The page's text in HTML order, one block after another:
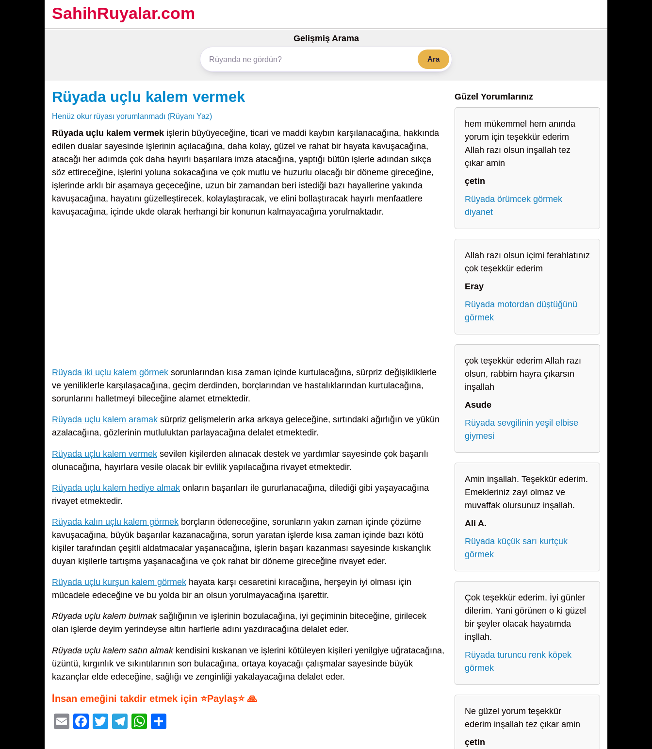
SahihRuyalar.com
Gelişmiş Arama
Ara
Rüyada uçlu kalem vermek
Henüz okur rüyası yorumlanmadı (Rüyanı Yaz)
Rüyada uçlu kalem vermek işlerin büyüyeceğine, ticari ve maddi kaybın karşılanacağına, hakkında
edilen dualar sayesinde işlerinin açılacağına, daha kolay, güzel ve rahat bir hayata kavuşacağına,
atacağı her adımda çok daha hayırlı başarılara imza atacağına, yaptığı bütün işlerle adından sıkça
söz ettireceğine, işlerini yoluna sokacağına ve çok mutlu ve huzurlu olacağı bir döneme gireceğine,
işlerinde arklı bir aşamaya geçeceğine, uzun bir zamandan beri istediği bazı hayallerine yakında
kavuşacağına, hayatını güzelleştirecek, kolaylaştıracak, ve elini bollaştıracak hayırlı menfaatlere
kavuşacağına, içinde ukde olarak herhangi bir konunun kalmayacağına yorulmaktadır.
Rüyada iki uçlu kalem görmek sorunlarından kısa zaman içinde kurtulacağına, sürpriz değişikliklerle
ve yeniliklerle karşılaşacağına, geçim derdinden, borçlarından ve hastalıklarından kurtulacağına,
sorunlarını halletmeyi bileceğine alamet etmektedir.
Rüyada uçlu kalem aramak sürpriz gelişmelerin arka arkaya geleceğine, sırtındaki ağırlığın ve yükün
azalacağına, gözlerinin mutluluktan parlayacağına delalet etmektedir.
Rüyada uçlu kalem vermek sevilen kişilerden alınacak destek ve yardımlar sayesinde çok başarılı
olunacağına, hayırlara vesile olacak bir evlilik yapılacağına rivayet etmektedir.
Rüyada uçlu kalem hediye almak onların başarıları ile gururlanacağına, dilediği gibi yaşayacağına
rivayet etmektedir.
Rüyada kalın uçlu kalem görmek borçların ödeneceğine, sorunların yakın zaman içinde çözüme
kavuşacağına, büyük başarılar kazanacağına, sorun yaratan işlerde kısa zaman içinde bazı kötü
kişiler tarafından çeşitli aldatmacalar yaşanacağına, işlerin başarı kazanması sayesinde kıskançlık
duyan kişilerle tartışma yaşanacağına ve çok rahat bir döneme gireceğine rivayet eder.
Rüyada uçlu kurşun kalem görmek hayata karşı cesaretini kıracağına, herşeyin iyi olması için
mücadele edeceğine ve bu yolda bir an olsun yorulmayacağına işarettir.
Rüyada uçlu kalem bulmaksağlığının ve işlerinin bozulacağına, iyi geçiminin biteceğine, girilecek
olan işlerde deyim yerindeyse altın harflerle adını yazdıracağına delalet eder.
Rüyada uçlu kalem satın almakkendisini kıskanan ve işlerini kötüleyen kişileri yenilgiye uğratacağına,
üzüntü, kırgınlık ve sıkıntılarının son bulacağına, ortaya koyacağı çalışmalar sayesinde büyük
kazançlar elde edeceğine, sağlığı ve zenginliği yakalayacağına delalet eder.
İnsan emeğini takdir etmek için ⭐Paylaş⭐ 🙏
E
F
T
T
W
Güzel Yorumlarınız
hem mükemmel hem anında
yorum için teşekkür ederim
Allah razı olsun inşallah tez
çıkar amin
çetin
Rüyada örümcek görmek
diyanet
Allah razı olsun içimi ferahlatınız
çok teşekkür ederim
Eray
Rüyada motordan düştüğünü
görmek
çok teşekkür ederim Allah razı
olsun, rabbim hayra çıkarsın
inşallah
Asude
Rüyada sevgilinin yeşil elbise
giymesi
Amin inşallah. Teşekkür ederim.
Emekleriniz zayi olmaz ve
muvaffak olursunuz inşallah.
Ali A.
Rüyada küçük sarı kurtçuk
görmek
Çok teşekkür ederim. İyi günler
dilerim. Yani görünen o ki güzel
bir şeyler olacak hayatımda
inşllah.
Rüyada turuncu renk köpek
görmek
Ne güzel yorum teşekkür
ederim inşallah tez çıkar amin
çetin